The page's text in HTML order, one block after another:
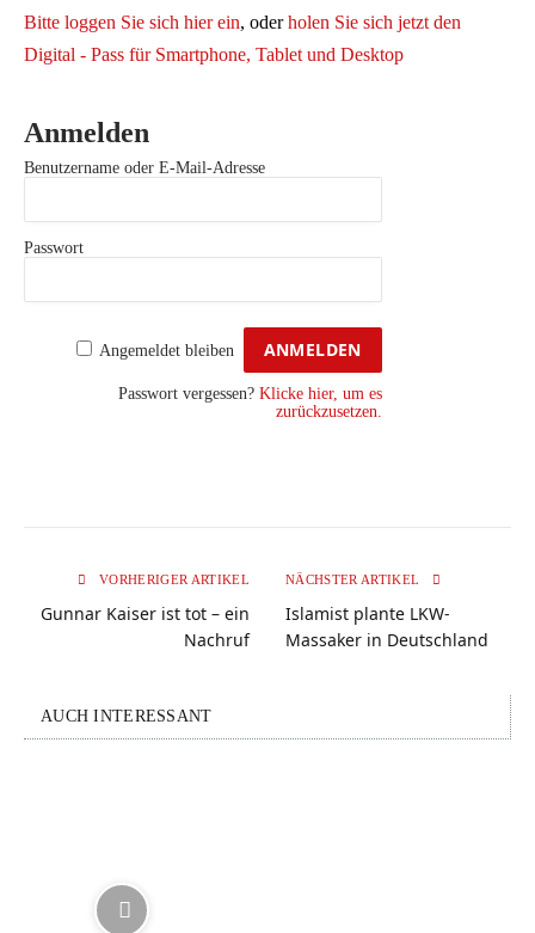
Bitte loggen Sie sich hier ein, oderholen Sie sich jetzt den
Digital - Pass für Smartphone, Tablet und Desktop
Anmelden
Benutzername oder E-Mail-Adresse
Passwort
Angemeldet bleiben
Passwort vergessen? Klicke hier, um es
zurückzusetzen.
VORHERIGER ARTIKEL
Gunnar Kaiser ist tot – ein
Nachruf
NÄCHSTER ARTIKEL
Islamist plante LKW-
Massaker in Deutschland
AUCH INTERESSANT